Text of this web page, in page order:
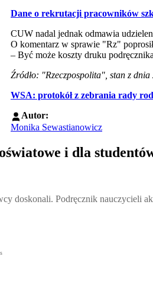
Dane o rekrutacji pracowników
CUW nadal jednak odmawia
O komentarz w sprawie "Rz"
– Być może koszty druku
Źródło: "Rzeczpospolita", stan z dnia
WSA: protokół z zebrania rady
Autor:
Monika Sewastianowicz
i dla
Podręcznik nauczycieli
doskonali. Podręcznik nauczycieli